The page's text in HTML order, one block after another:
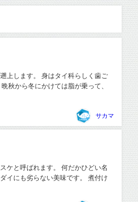
上します。 身はタイ科らしく歯ご
秋から冬にかけては脂が乗って、
サカマ
ケと呼ばれます。 何だかひどい名
イにも劣らない美味です。 煮付け